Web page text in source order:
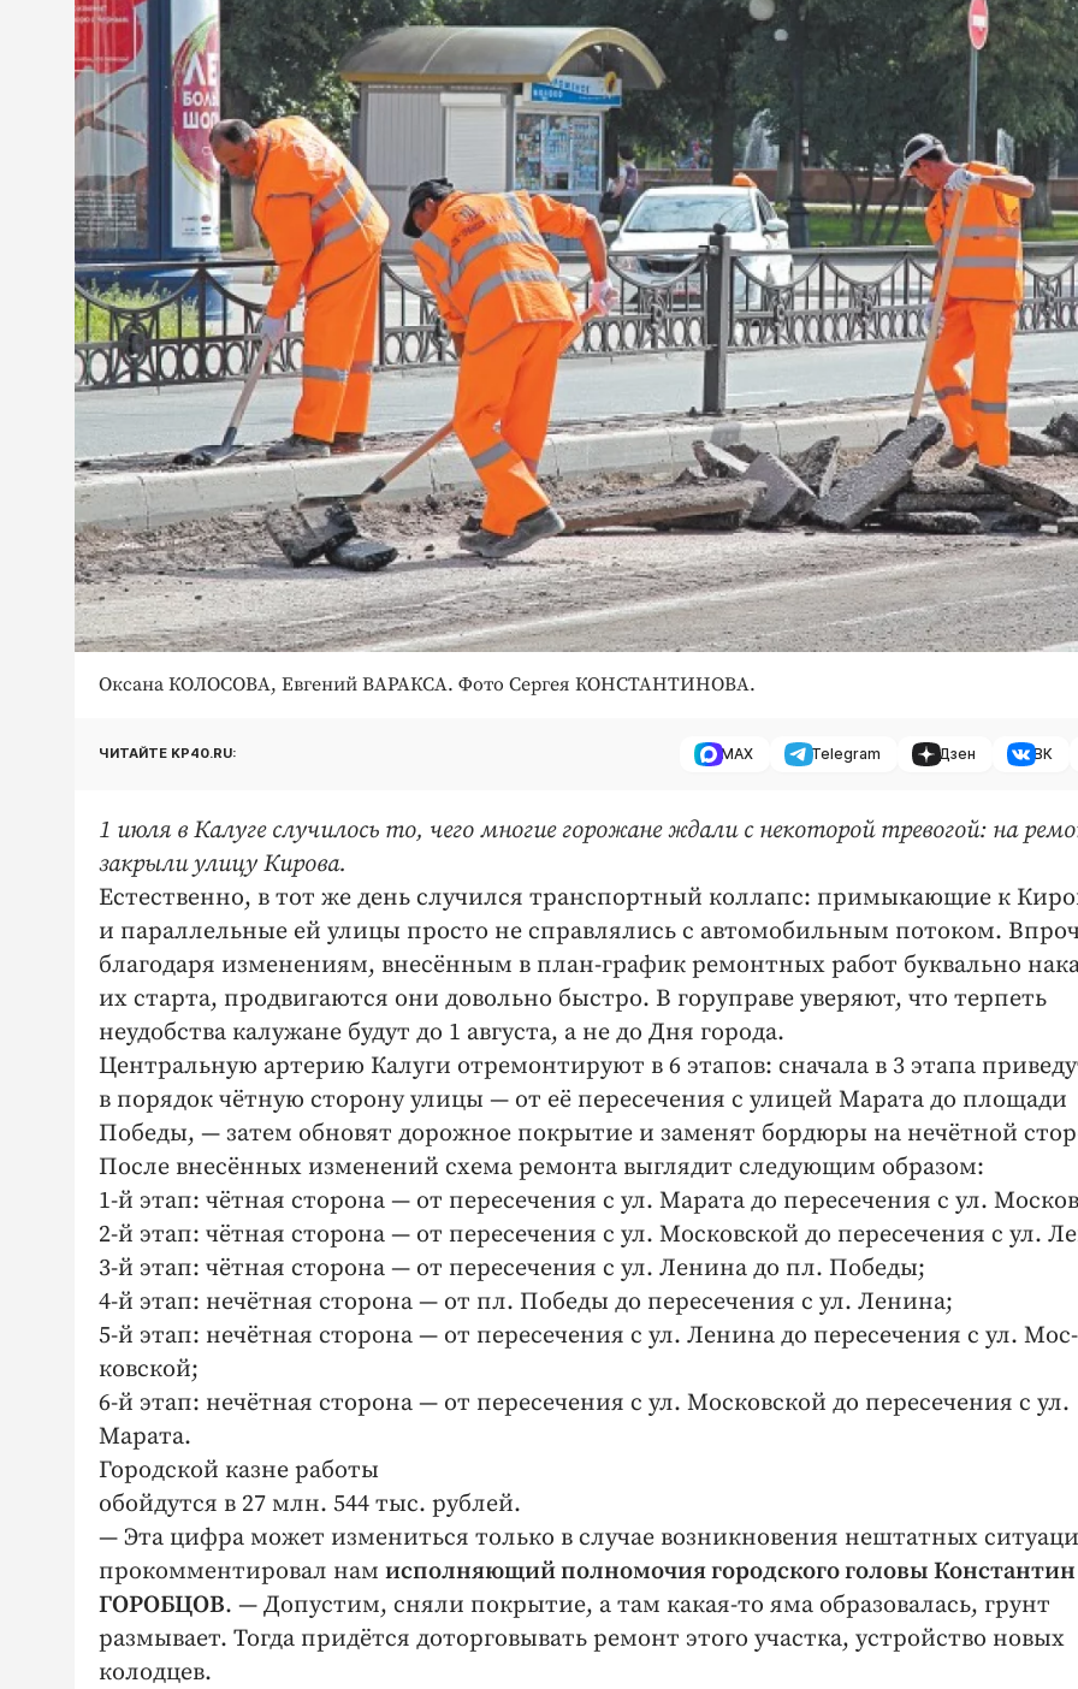
Оксана КОЛОСОВА, Евгений ВАРАКСА. Фото Сергея КОНСТАНТИНОВА.
ЧИТАЙТЕ KP40.RU: MAX Telegram Дзен ВК
1 июля в Калуге случилось то, чего многие горожане ждали с некоторой тревогой: на
закрыли улицу Кирова.
Естественно, в тот же день случился транспортный коллапс: примыкающие к
и параллельные ей улицы просто не справлялись с автомобильным потоком.
благодаря изменениям, внесённым в план-график ремонтных работ буквально
их старта, продвигаются они довольно быстро. В горуправе уверяют, что терпеть
неудобства калужане будут до 1 августа, а не до Дня города.
Центральную артерию Калуги отремонтируют в 6 этапов: сначала в 3 этапа
в порядок чётную сторону улицы — от её пересечения с улицей Марата до площади
Победы, — затем обновят дорожное покрытие и заменят бордюры на нечётной
После внесённых изменений схема ремонта выглядит следующим образом:
1‑й этап: чётная сторона — от пересечения с ул. Марата до пересечения с ул.
2‑й этап: чётная сторона — от пересечения с ул. Московской до пересечения с ул.
3‑й этап: чётная сторона — от пересечения с ул. Ленина до пл. Победы;
4‑й этап: нечётная сторона — от пл. Победы до пересечения с ул. Ленина;
5‑й этап: нечётная сторона — от пересечения с ул. Ле­ни­на до пересечения с ул. Мос­
ковской;
6‑й этап: нечётная сторона — от пересечения с ул. Московской до пересечения с ул.
Марата.
Городской казне работы
обойдутся в 27 млн. 544 тыс. рублей.
— Эта цифра может измениться только в случае возникновения нештатных
прокомментировал нам исполняющий полномочия городского головы Константин
ГОРОБЦОВ. — Допустим, сняли покрытие, а там какая-то яма образовалась, грунт
размывает. Тогда придётся доторговывать ремонт этого участка, устройство новых
колодцев.